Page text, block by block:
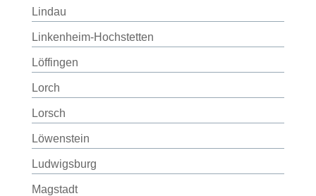
Lindau
Linkenheim-Hochstetten
Löffingen
Lorch
Lorsch
Löwenstein
Ludwigsburg
Magstadt